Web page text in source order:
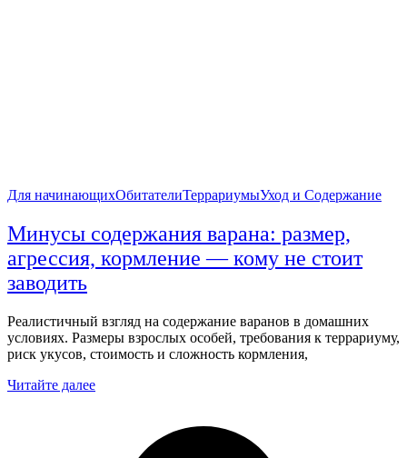
Для начинающихОбитателиТеррариумыУход и Содержание
Минусы содержания варана: размер,
агрессия, кормление — кому не стоит
заводить
Реалистичный взгляд на содержание варанов в домашних
условиях. Размеры взрослых особей, требования к террариуму,
риск укусов, стоимость и сложность кормления,
Читайте далее